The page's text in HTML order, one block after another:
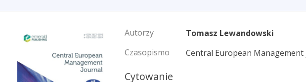
Autorzy
Tomasz Lewandowski
Czasopismo
Central European Management
Cytowanie